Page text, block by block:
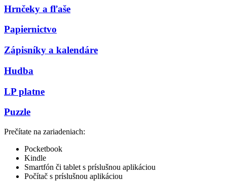
Hrnčeky a fľaše
Papiernictvo
Zápisníky a kalendáre
Hudba
LP platne
Puzzle
Prečítate na zariadeniach:
Pocketbook
Kindle
Smartfón či tablet s príslušnou aplikáciou
Počítač s príslušnou aplikáciou